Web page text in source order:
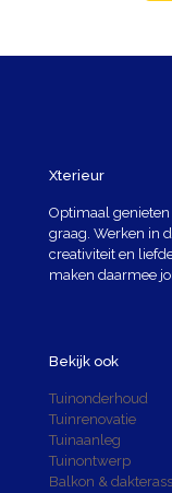
Xterieur
Optimaal
graag. Werken in
creativiteit en
maken daarmee
Bekijk ook
Tuinonderhoud
Tuinrenovatie
Tuinaanleg
Tuinontwerp
Balkon &